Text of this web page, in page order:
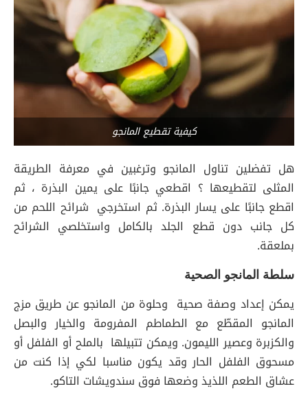
كيفية تقطيع المانجو
هل تفضلين تناول المانجو وترغبين في معرفة الطريقة
المثلى لتقطيعها ؟ اقطعي جانبًا على يمين البذرة ، ثم
اقطع جانبًا على يسار البذرة. ثم استخرجي شرائح اللحم من
كل جانب دون قطع الجلد بالكامل واستخلصي الشرائح
بملعقة.
سلطة المانجو الصحية
يمكن إعداد وصفة صحية وحلوة من المانجو عن طريق مزج
المانجو المقطّع مع الطماطم المفرومة والخيار والبصل
والكزبرة وعصير الليمون. ويمكن تتبيلها بالملح أو الفلفل أو
مسحوق الفلفل الحار وقد يكون مناسبا لكي إذا كنت من
عشاق الطعم اللذيذ وضعها فوق سندويشات التاكو.